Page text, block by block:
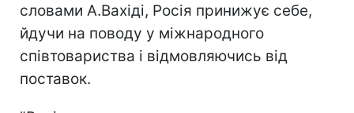
словами А.Вахіді, Росія принижує себе,
йдучи на поводу у міжнародного
співтовариства і відмовляючись від
поставок.